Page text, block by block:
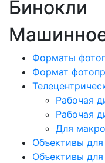
Бинокли
Форматы
Формат
Рабочая
Рабочая
Для
Объективы
Объективы